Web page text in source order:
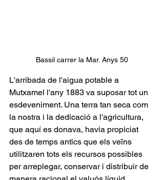
Bassil carrer la Mar. Anys 50
L'arribada de l'aigua potable a
Mutxamel l'any 1883 va suposar tot un
esdeveniment. Una terra tan seca com
la nostra i la dedicació a l'agricultura,
que aquí es donava, havia propiciat
des de temps antics que els veïns
utilitzaren tots els recursos possibles
per arreplegar, conservar i distribuir de